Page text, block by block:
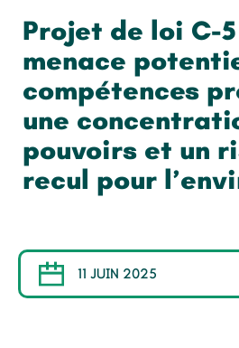
Projet de loi C-
menace
compétences
une
pouvoirs et un
recul pour
11 JUIN 2025